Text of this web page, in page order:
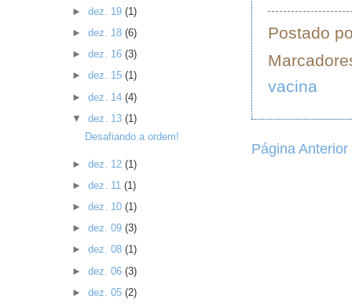
Postado
vacina
Página Anterior
► dez. 19 (1)
► dez. 18 (6)
► dez. 16 (3)
► dez. 15 (1)
► dez. 14 (4)
▼ dez. 13 (1)
Desafiando a ordem!
► dez. 12 (1)
► dez. 11 (1)
► dez. 10 (1)
► dez. 09 (3)
► dez. 08 (1)
► dez. 06 (3)
► dez. 05 (2)